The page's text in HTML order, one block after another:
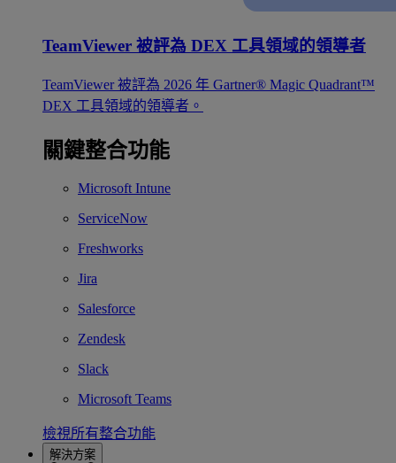
TeamViewer 被評為 DEX 工具領域的領導者
TeamViewer 被評為 2026 年 Gartner® Magic Quadrant™
DEX 工具領域的領導者。
關鍵整合功能
Microsoft Intune
ServiceNow
Freshworks
Jira
Salesforce
Zendesk
Slack
Microsoft Teams
檢視所有整合功能
解決方案